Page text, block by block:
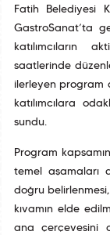
Fatih Belediyesi
GastroSanat’ta
katılımcıların
saatlerinde
ilerleyen program
katılımcılara
sundu.
Program
temel aşamaları
doğru belirlenmesi,
kıvamın elde
ana çerçevesini